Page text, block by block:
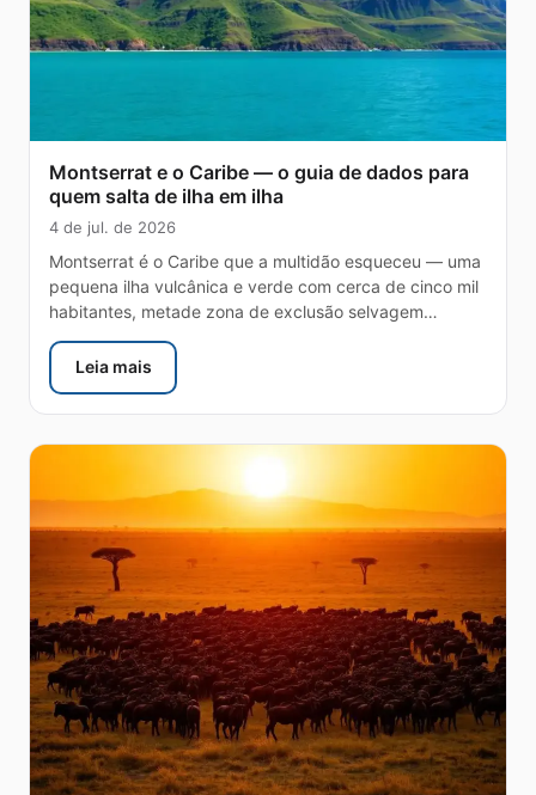
Montserrat e o Caribe — o guia de dados para
quem salta de ilha em ilha
4 de jul. de 2026
Montserrat é o Caribe que a multidão esqueceu — uma
pequena ilha vulcânica e verde com cerca de cinco mil
habitantes, metade zona de exclusão selvagem…
Leia mais
: Montserrat e o Caribe — o guia de dados para